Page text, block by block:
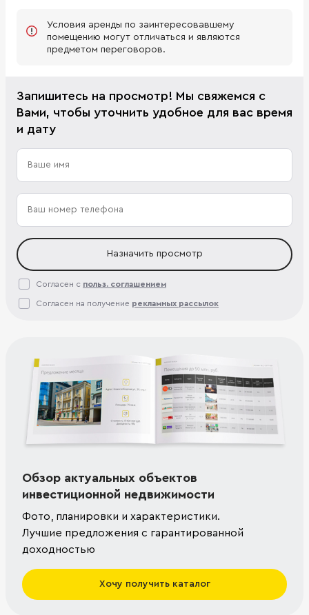
Условия аренды по заинтересовавшему
помещению могут отличаться и являются
предметом переговоров.
Запишитесь на просмотр! Мы свяжемся с
Вами, чтобы уточнить удобное для вас время
и дату
Назначить просмотр
Согласен с польз. соглашением
Согласен на получение рекламных рассылок
Обзор актуальных объектов
инвестиционной недвижимости
Фото, планировки и характеристики.
Лучшие предложения с гарантированной
доходностью
Хочу получить каталог